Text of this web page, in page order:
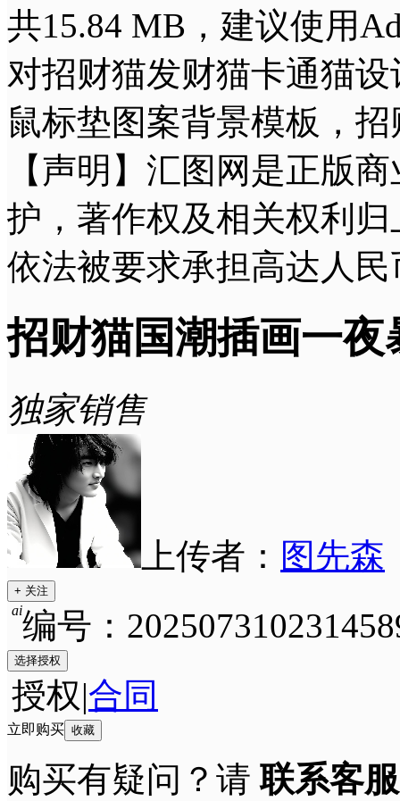
共15.84 MB，建议使用
对招财猫发财猫卡通猫
鼠标垫图案背景模板，
【声明】汇图网是正版
护，著作权及相关权利
依法被要求承担高达人
招财猫国潮插画一
独家销售
上传者： 图先森
+ 关注
编号：
ai
选择授权
授权|合同
立即购买 收藏
购买有疑问？请联系客服